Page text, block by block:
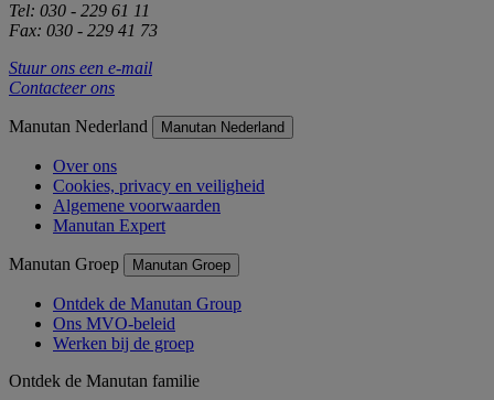
Tel: 030 - 229 61 11
Fax: 030 - 229 41 73
Stuur ons een e-mail
Contacteer ons
Manutan Nederland Manutan Nederland
Over ons
Cookies, privacy en veiligheid
Algemene voorwaarden
Manutan Expert
Manutan Groep Manutan Groep
Ontdek de Manutan Group
Ons MVO-beleid
Werken bij de groep
Ontdek de Manutan familie